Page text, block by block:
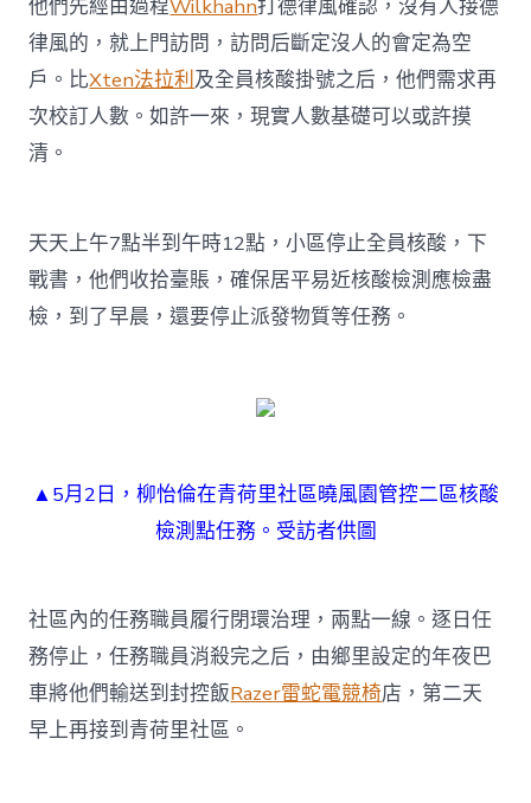
他們先經由過程Wilkhahn打德律風確認，沒有人接德
律風的，就上門訪問，訪問后斷定沒人的會定為空
戶。比Xten法拉利及全員核酸掛號之后，他們需求再
次校訂人數。如許一來，現實人數基礎可以或許摸
清。
天天上午7點半到午時12點，小區停止全員核酸，下
戰書，他們收拾臺賬，確保居平易近核酸檢測應檢盡
檢，到了早晨，還要停止派發物質等任務。
▲5月2日，柳怡倫在青荷里社區曉風園管控二區核酸
檢測點任務。受訪者供圖
社區內的任務職員履行閉環治理，兩點一線。逐日任
務停止，任務職員消殺完之后，由鄉里設定的年夜巴
車將他們輸送到封控飯Razer雷蛇電競椅店，第二天
早上再接到青荷里社區。